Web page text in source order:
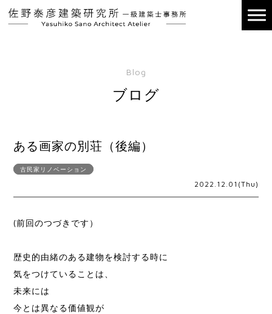
Blog
ブログ
ある画家の別荘（後編）
古民家リノベーション
2022.12.01(Thu)
(前回のつづきです）
歴史的由緒のある建物を検討する時に
気をつけていることは、
未来には
今とは異なる価値観が